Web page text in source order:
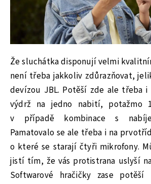
Že sluchátka disponují velmi
není třeba jakkoliv zdůrazňovat,
devízou JBL. Potěší zde ale třeba i
výdrž na jedno nabití, potažmo
v případě kombinace s
Pamatovalo se ale třeba i na
o které se starají čtyři mikrofony.
jistí tím, že vás protistrana uslyší
Softwarové hračičky zase